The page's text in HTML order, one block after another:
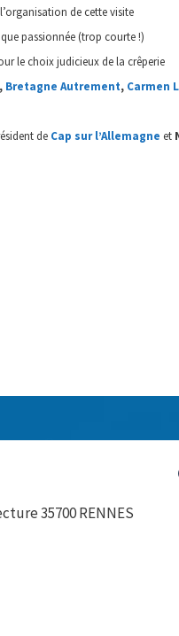
de cette visite
passionnée (trop courte !)
le choix judicieux de la crêperie
, Bretagne Autrement, Carmen
de Cap sur l’Allemagne et
35700 RENNES